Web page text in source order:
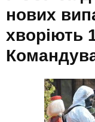
нових
хворіють